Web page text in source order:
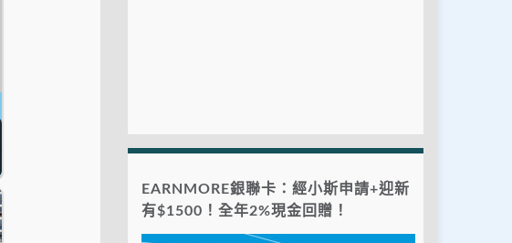
EARNMORE銀聯卡：經小斯申請+迎新
有$1500！全年2%現金回贈！